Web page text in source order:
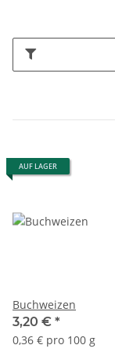
AUF LAGER
Buchweizen
3,20 € *
0,36 € pro 100 g